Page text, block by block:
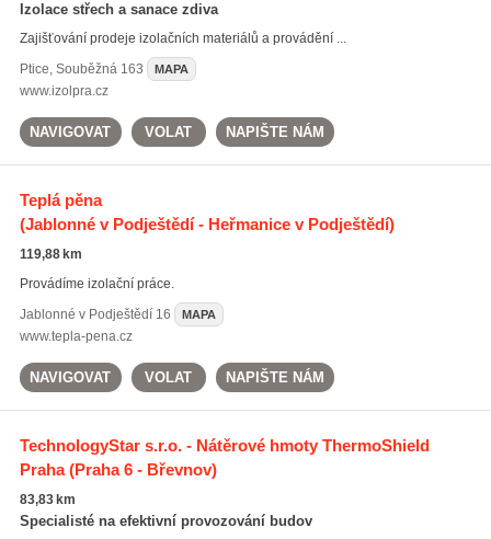
Izolace střech a sanace zdiva
Zajišťování prodeje izolačních materiálů a provádění ...
Ptice, Souběžná 163 MAPA
www.izolpra.cz
NAVIGOVAT VOLAT NAPIŠTE NÁM
Teplá pěna
(Jablonné v Podještědí - Heřmanice v Podještědí)
119,88 km
Provádíme izolační práce.
Jablonné v Podještědí16 MAPA
www.tepla-pena.cz
NAVIGOVAT VOLAT NAPIŠTE NÁM
TechnologyStar s.r.o. - Nátěrové hmoty ThermoShield
Praha(Praha 6 - Břevnov)
83,83 km
Specialisté na efektivní provozování budov